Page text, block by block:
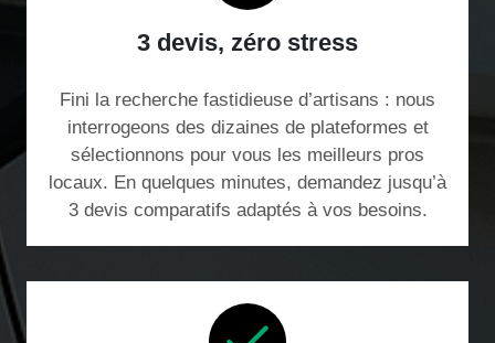
3 devis, zéro stress
Fini la recherche fastidieuse d’artisans : nous
interrogeons des dizaines de plateformes et
sélectionnons pour vous les meilleurs pros
locaux. En quelques minutes, demandez jusqu’à
3 devis comparatifs adaptés à vos besoins.